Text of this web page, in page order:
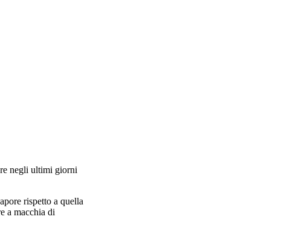
negli ultimi giorni
rispetto a quella
a macchia di